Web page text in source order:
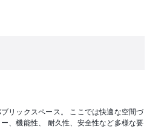
リックスペース。 ここでは快適な空間づ
、機能性、 耐久性、安全性など多様な要